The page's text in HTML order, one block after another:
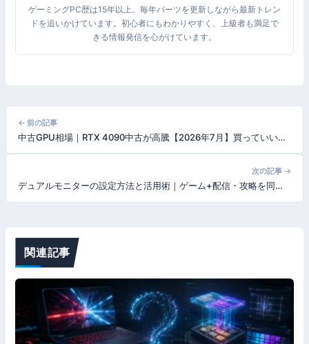
ゲーミングPC歴は15年以上。毎年パーツを更新しながら最新トレン
ドを追いかけています。初心者にもわかりやすく、上級者も満足で
きる情報発信を心がけています。
稿
ビ
シ
ン
← 前の記事
中古GPU相場｜RTX 4090中古が高騰【2026年7月】買っていい型番と避けるべき型番
次の記事 →
デュアルモニターの設定方法と活用術｜ゲーム+配信・攻略を同時にこなす環境の作り方【2026年版】
関連記事